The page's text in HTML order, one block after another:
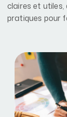
claires et utiles,
pratiques pour